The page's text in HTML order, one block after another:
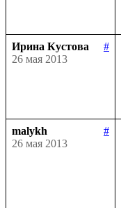
Ирина Кустова
#
26 мая 2013
malykh
#
26 мая 2013